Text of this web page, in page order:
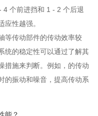
4 个前进挡和 1 - 2 个后退
性越强。
等传动部件的传动效率较
统的稳定性可以通过了解其
措施来判断。例如，的传动
的振动和噪音，提高传动系